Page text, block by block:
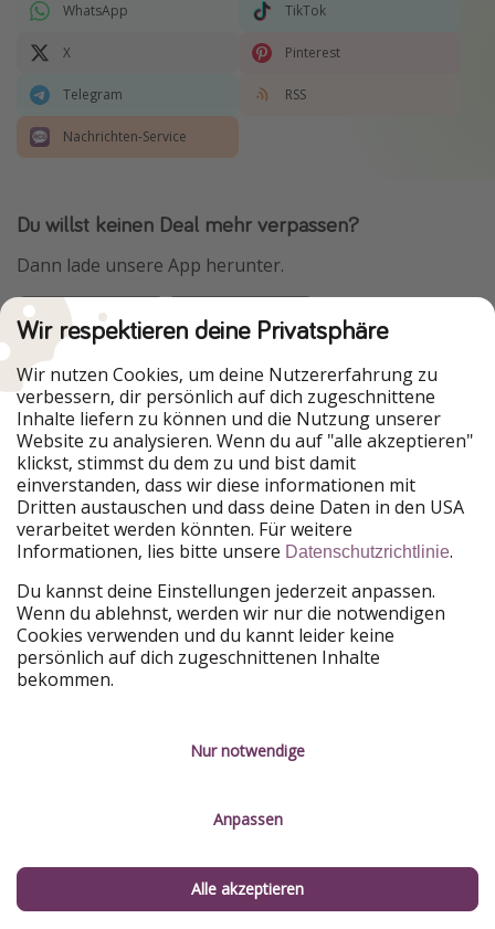
WhatsApp TikTok
X Pinterest
Telegram RSS
Nachrichten-Service
Du willst keinen Deal mehr verpassen?
Dann lade unsere App herunter.
Urlaubspiraten ist Teil der HolidayPirates Group
Unsere Märkte
PiratinViaggio
HolidayPirates
VakantiePiraten
WakacyjniPiraci
VoyagesPirates
Ferienpiraten
Urlaubspiraten
ViajerosPiratas
TravelPirates
HolidayPirates Group
Lerne uns kennen
Über uns
Nachhaltigkeit
Rechtliches
Kontakt
Service-Kontrolle
Wir respektieren deine Privatsphäre
Wir nutzen Cookies, um deine Nutzererfahrung zu
verbessern, dir persönlich auf dich zugeschnittene
Inhalte liefern zu können und die Nutzung unserer
Website zu analysieren. Wenn du auf "alle akzeptieren"
klickst, stimmst du dem zu und bist damit
einverstanden, dass wir diese informationen mit
Dritten austauschen und dass deine Daten in den USA
verarbeitet werden könnten. Für weitere
Informationen, lies bitte unsere Datenschutzrichtlinie.
Du kannst deine Einstellungen jederzeit anpassen.
Wenn du ablehnst, werden wir nur die notwendigen
Cookies verwenden und du kannt leider keine
persönlich auf dich zugeschnittenen Inhalte
bekommen.
Nur notwendige
Anpassen
Alle akzeptieren